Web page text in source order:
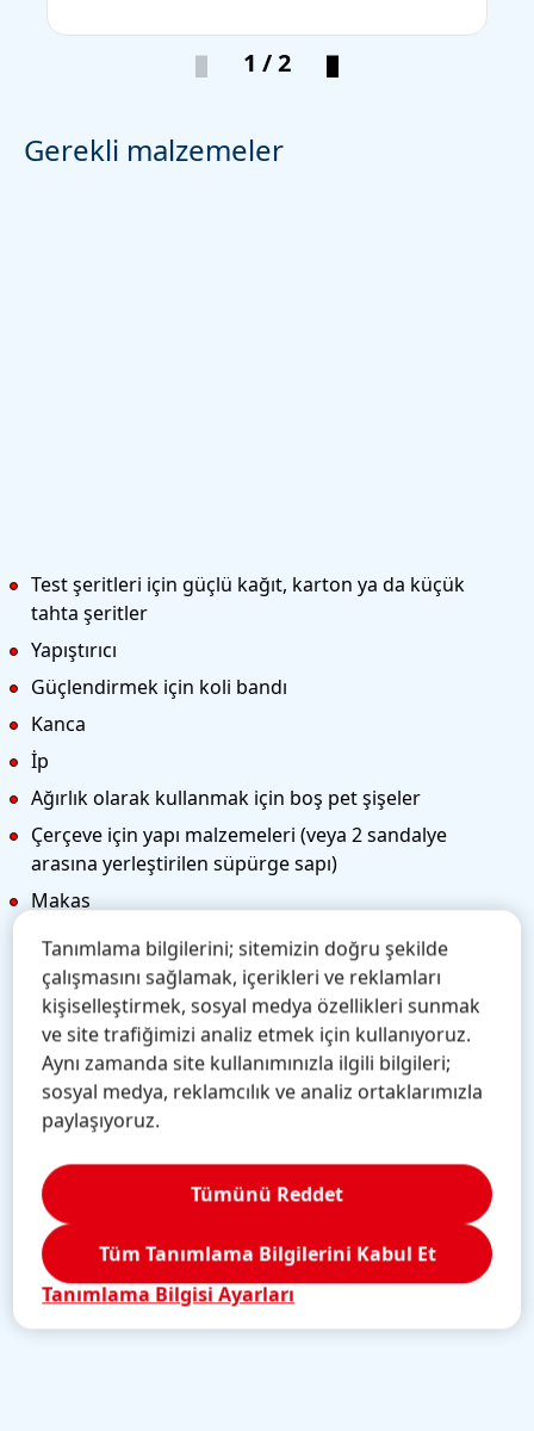
1 / 2
Gerekli malzemeler
Test şeritleri için güçlü kağıt, karton ya da küçük
tahta şeritler
Yapıştırıcı
Güçlendirmek için koli bandı
Kanca
İp
Ağırlık olarak kullanmak için boş pet şişeler
Çerçeve için yapı malzemeleri (veya 2 sandalye
arasına yerleştirilen süpürge sapı)
Makas
Haydi başlayalım
1. Şeritleri kesin
Tanımlama bilgilerini; sitemizin doğru şekilde
çalışmasını sağlamak, içerikleri ve reklamları
kişiselleştirmek, sosyal medya özellikleri sunmak
ve site trafiğimizi analiz etmek için kullanıyoruz.
Aynı zamanda site kullanımınızla ilgili bilgileri;
sosyal medya, reklamcılık ve analiz ortaklarımızla
paylaşıyoruz.
Tanımlama Bilgisi Ayarları
Tümünü Reddet
Tüm Tanımlama Bilgilerini Kabul Et